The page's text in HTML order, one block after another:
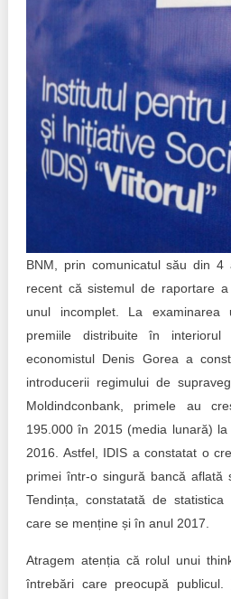
Rapoarte
Inițiative în derulare
Inițiative desfășurate
Manual de proceduri
Anunțuri
Consiliul consulativ internațional
Politici regionale
Bunele practici
Laborator sociometric
Transparența guvernării locale
Agenda Națională de Business
Puterea hibridă
15 minute de realism economic
Trend Hunter
Buletin EU-STRAT
Transparența întreprinderilor de
Moldova
BNM, prin comunicatul său din
recent că sistemul de raportare
unul incomplet. La
premiile distribuite în interiorul
economistul Denis Gorea a
introducerii regimului de
Moldindconbank, primele au
195.000 în 2015 (media lunară)
2016. Astfel, IDIS a constatat o
primei într-o singură bancă aflată
Tendința, constatată de statistica
care se menține și în anul 2017.
Atragem atenția că rolul unui
întrebări care preocupă publicul.